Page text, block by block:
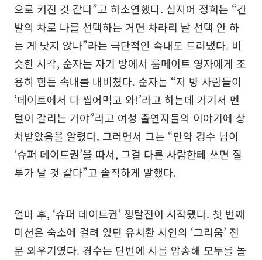
으로 커진 것 같다”고 하소연했다. 심지어 정희는 “간
발의 차로 나를 선택하는 거면 차라리 날 선택 안 하
는 게 낫지 않나”라는 극단적인 속내도 드러냈다. 비
슷한 시각, 순자는 자기 방에서 룸메이트 영자에게 조
용히 힘든 속내를 내비쳤다. 순자는 “저 방 사람들이
‘데이트에서 다 씹어먹고 와!’라고 하는데 거기서 멘
털이 갈리는 거야”라고 여성 출연자들의 이야기에 상
처받았음을 알렸다. 그러면서 그는 “만약 경수 님이
‘슈퍼 데이트권’을 따서, 그걸 다른 사람한테 쓰면 질
투가 날 것 같다”고 솔직하게 말했다.
얼마 후, ‘슈퍼 데이트권’ 쟁탈전이 시작됐다. 첫 번째
미션은 숙소에 걸려 있던 유치환 시인의 ‘그리움’ 전
문 외우기였다. 경수는 단번에 시를 암송해 모두를 놀